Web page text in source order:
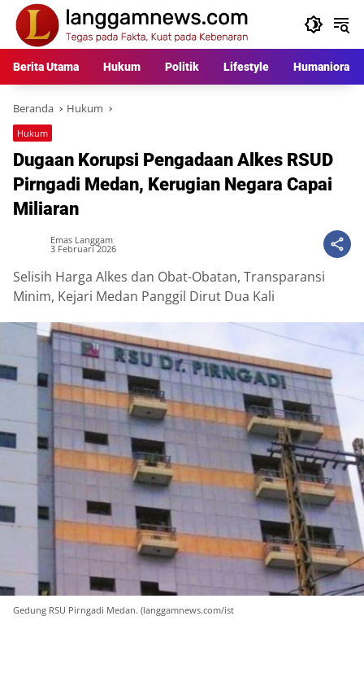
Langsung
konten
Berita Utama Hukum Politik Lifestyle Humaniora
Beranda Hukum
Hukum
Dugaan Korupsi Pengadaan Alkes RSUD
Pirngadi Medan, Kerugian Negara Capai
Miliaran
Emas Langgam
3 Februari 2026
Selisih Harga Alkes dan Obat-Obatan, Transparansi
Minim, Kejari Medan Panggil Dirut Dua Kali
Gedung RSU Pirngadi Medan. (langgamnews.com/ist